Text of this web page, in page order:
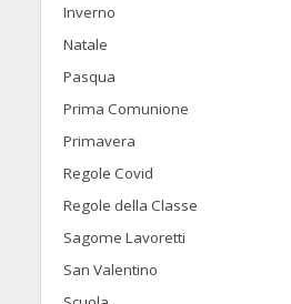
Inverno
Natale
Pasqua
Prima Comunione
Primavera
Regole Covid
Regole della Classe
Sagome Lavoretti
San Valentino